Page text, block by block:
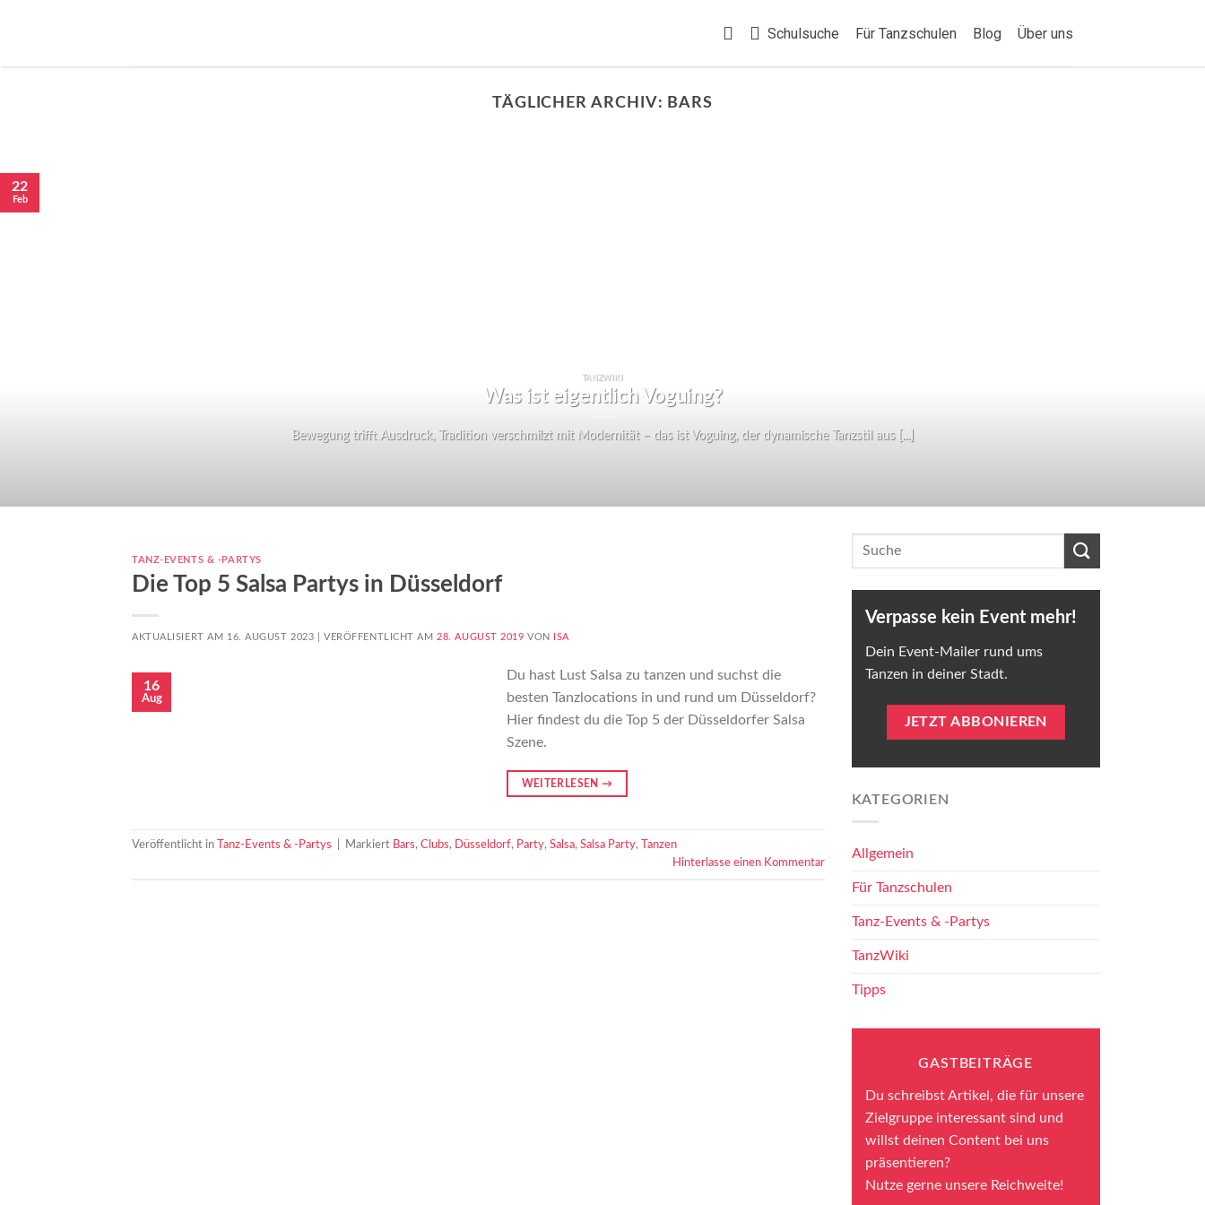
Schulsuche Für Tanzschulen Blog Über uns
TÄGLICHER ARCHIV: BARS
TANZWIKI
Was ist eigentlich Voguing?
Bewegung trifft Ausdruck, Tradition verschmilzt mit Modernität – das ist Voguing, der dynamische Tanzstil aus [...]
22
Feb
TANZ-EVENTS & -PARTYS
Die Top 5 Salsa Partys in Düsseldorf
AKTUALISIERT AM 16. AUGUST 2023 |VERÖFFENTLICHT AM 28. AUGUST 2019 VON ISA
16
Aug
Du hast Lust Salsa zu tanzen und suchst die
besten Tanzlocations in und rund um Düsseldorf?
Hier findest du die Top 5 der Düsseldorfer Salsa
Szene.
WEITERLESEN →
Veröffentlicht in Tanz-Events & -Partys Markiert Bars, Clubs, Düsseldorf, Party, Salsa, Salsa Party,
Tanzen
Hinterlasse einen Kommentar
Verpasse kein Event mehr!
Dein Event-Mailer rund ums
Tanzen in deiner Stadt.
JETZT ABBONIEREN
KATEGORIEN
Allgemein
Für Tanzschulen
Tanz-Events & -Partys
TanzWiki
Tipps
GASTBEITRÄGE
Du schreibst Artikel, die für unsere
Zielgruppe interessant sind und
willst deinen Content bei uns
präsentieren?
Nutze gerne unsere Reichweite!